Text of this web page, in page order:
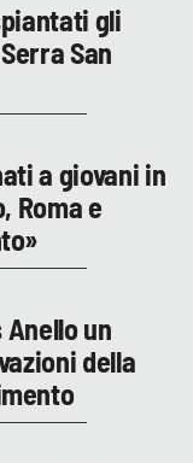
gli
San
a giovani in
Roma e
un
della